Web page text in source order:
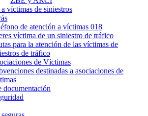
víctimas de siniestros
de atención a víctimas 018
víctima de un siniestro de tráfico
para la atención de las víctimas de
de tráfico
de Víctimas
destinadas a asociaciones de
documentación